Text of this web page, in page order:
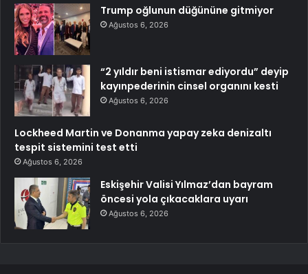
Trump oğlunun düğününe gitmiyor
Ağustos 6, 2026
“2 yıldır beni istismar ediyordu” deyip
kayınpederinin cinsel organını kesti
Ağustos 6, 2026
Lockheed Martin ve Donanma yapay zeka denizaltı
tespit sistemini test etti
Ağustos 6, 2026
Eskişehir Valisi Yılmaz’dan bayram
öncesi yola çıkacaklara uyarı
Ağustos 6, 2026